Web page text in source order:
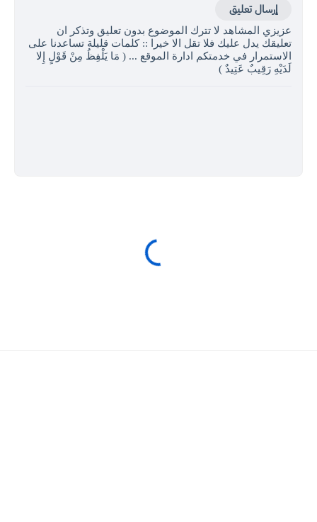
إرسال تعليق
عزيزي المشاهد لا تترك الموضوع بدون تعليق وتذكر ان
تعليقك يدل عليك فلا تقل الا خيرا :: كلمات قليلة تساعدنا على
الاستمرار في خدمتكم ادارة الموقع ... ( مَا يَلْفِظُ مِنْ قَوْلٍ إِلا
لَدَيْهِ رَقِيبٌ عَتِيدٌ )